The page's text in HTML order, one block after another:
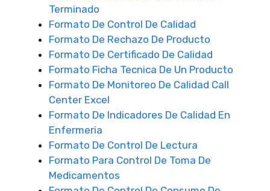
Terminado
Formato De Control De Calidad
Formato De Rechazo De Producto
Formato De Certificado De Calidad
Formato Ficha Tecnica De Un Producto
Formato De Monitoreo De Calidad Call
Center Excel
Formato De Indicadores De Calidad En
Enfermeria
Formato De Control De Lectura
Formato Para Control De Toma De
Medicamentos